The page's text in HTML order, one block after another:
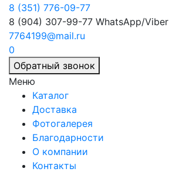
8 (351) 776-09-77
8 (904) 307-99-77 WhatsApp/Viber
7764199@mail.ru
0
Обратный звонок
Меню
Каталог
Доставка
Фотогалерея
Благодарности
О компании
Контакты